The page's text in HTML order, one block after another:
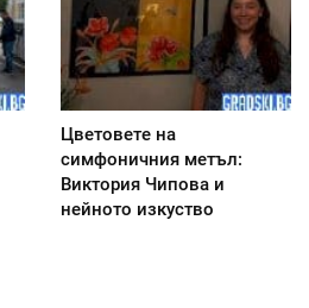
Цветовете на
симфоничния метъл:
Виктория Чипова и
нейното изкуство